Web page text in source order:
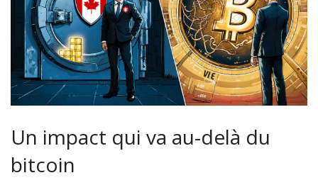
Un impact qui va au-delà du
bitcoin